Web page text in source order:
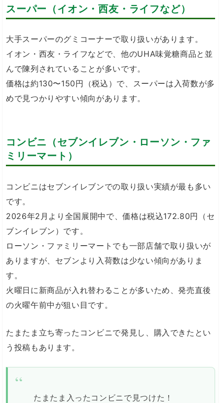
スーパー（イオン・西友・ライフなど）
大手スーパーのグミコーナーで取り扱いがあります。
イオン・西友・ライフなどで、他のUHA味覚糖商品と並
んで陳列されていることが多いです。
価格は約130〜150円（税込）で、スーパーは入荷数が多
めで見つかりやすい傾向があります。
コンビニ（セブンイレブン・ローソン・ファ
ミリーマート）
コンビニはセブンイレブンでの取り扱い実績が最も多い
です。
2026年2月より全国展開中で、価格は税込172.80円（セ
ブンイレブン）です。
ローソン・ファミリーマートでも一部店舗で取り扱いが
ありますが、セブンより入荷数は少ない傾向がありま
す。
火曜日に新商品が入れ替わることが多いため、発売直後
の火曜午前中が狙い目です。
たまたま立ち寄ったコンビニで発見し、購入できたとい
う投稿もあります。
たまたま入ったコンビニで見つけた！